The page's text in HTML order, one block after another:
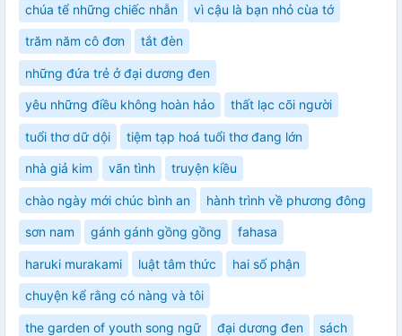
chúa tể những chiếc nhẫn vì cậu là bạn nhỏ cùa tớ
trăm năm cô đơn tắt đèn
những đứa trẻ ở đại dương đen
yêu những điều không hoàn hảo thất lạc cõi người
tuổi thơ dữ dội tiệm tạp hoá tuổi thơ đang lớn
nhà giả kim vãn tình truyện kiều
chào ngày mới chúc bình an hành trình về phương đông
sơn nam gánh gánh gồng gồng fahasa
haruki murakami luật tâm thức hai số phận
chuyện kể rằng có nàng và tôi
the garden of youth song ngữ đại dương đen sách